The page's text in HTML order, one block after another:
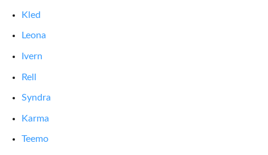
Kled
Leona
Ivern
Rell
Syndra
Karma
Teemo